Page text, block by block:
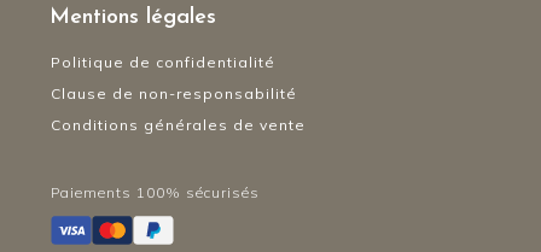
Mentions légales
Politique de confidentialité
Clause de non-responsabilité
Conditions générales de vente
Paiements 100% sécurisés